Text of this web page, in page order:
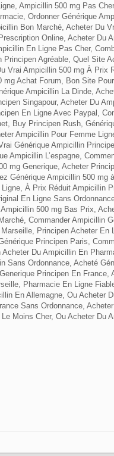
Ampicillin 500 mg Pas
Ordonner Générique
Bon Marché, Acheter Du
Online, Acheter Du
En Ligne Pas Cher,
Agréable, Quel Site
Vrai Ampicillin 500 mg À Prix
Achat Forum, Bon Site
Ampicillin La Dinde,
Singapour, Acheter Du
En Ligne Avec Paypal,
Buy Principen Rush,
Ampicillin Pour Femme
Générique Ampicillin
Ampicillin L’espagne,
mg Generique, Acheter
Générique Ampicillin 500 mg
À Prix Réduit Ampicillin
En Ligne Sans
500 mg Bas Prix,
Commander Ampicillin
Principen Acheter En
Principen Paris,
Du Ampicillin En
Sans Ordonnance, Acheté
Principen En France,
Pharmacie En Ligne
En Allemagne, Ou Acheter
Sans Ordonnance,
Moins Cher, Ou Acheter Du